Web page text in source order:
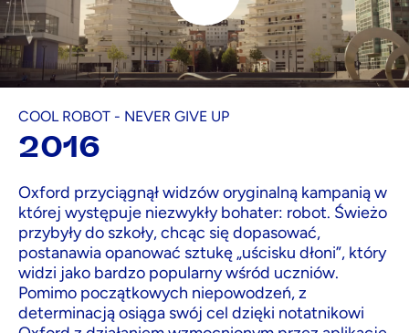
COOL ROBOT - NEVER GIVE UP
2016
Oxford przyciągnął widzów oryginalną kampanią w
której występuje niezwykły bohater: robot. Świeżo
przybyły do szkoły, chcąc się dopasować,
postanawia opanować sztukę „uścisku dłoni”, który
widzi jako bardzo popularny wśród uczniów.
Pomimo początkowych niepowodzeń, z
determinacją osiąga swój cel dzięki notatnikowi